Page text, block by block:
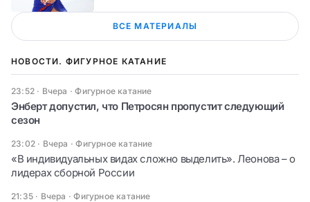
ВСЕ МАТЕРИАЛЫ
НОВОСТИ. ФИГУРНОЕ КАТАНИЕ
23:52 · Вчера ·Фигурное катание
Энберт допустил, что Петросян пропустит следующий
сезон
23:02 · Вчера ·Фигурное катание
«В индивидуальных видах сложно выделить». Леонова – о
лидерах сборной России
21:35 · Вчера ·Фигурное катание